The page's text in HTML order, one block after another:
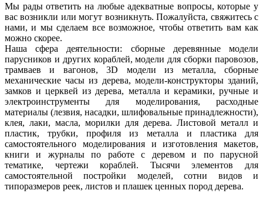
Мы рады ответить на любые адекватные вопросы, которые у
вас возникли или могут возникнуть. Пожалуйста, свяжитесь с
нами, и мы сделаем все возможное, чтобы ответить вам как
можно скорее.
Наша сфера деятельности: сборные деревянные модели
парусников и других кораблей, модели для сборки паровозов,
трамваев и вагонов, 3D модели из металла, сборные
механические часы из дерева, модели-конструкторы зданий,
замков и церквей из дерева, металла и керамики, ручные и
электроинструменты для моделирования, расходные
материалы (лезвия, насадки, шлифовальные принадлежности),
клея, лаки, масла, морилки для дерева. Листовой металл и
пластик, трубки, профиля из металла и пластика для
самостоятельного моделирования и изготовления макетов,
книги и журналы по работе с деревом и по парусной
тематике, чертежи кораблей. Тысячи элементов для
самостоятельной постройки моделей, сотни видов и
типоразмеров реек, листов и плашек ценных пород дерева.